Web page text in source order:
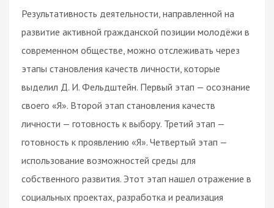
Результативность деятельности, направленной на
развитие активной гражданской позиции молодёжи в
современном обществе, можно отслеживать через
этапы становления качеств личности, которые
выделил Д. И. Фельдштейн. Первый этап — осознание
своего «Я». Второй этап становления качеств
личности — готовность к выбору. Третий этап —
готовность к проявлению «Я». Четвертый этап —
использование возможностей среды для
собственного развития. Этот этап нашел отражение в
социальных проектах, разработка и реализация